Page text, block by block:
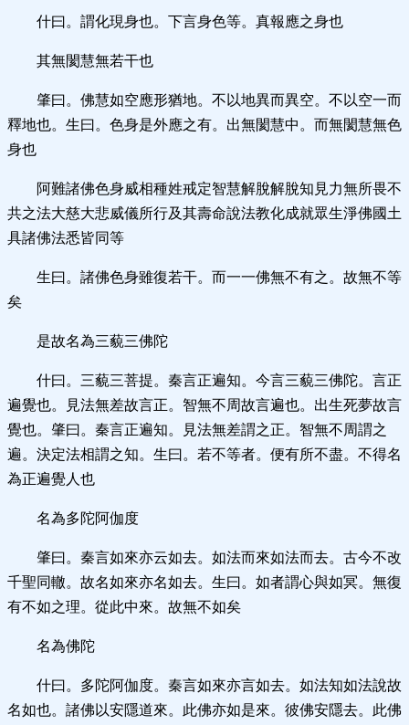
什曰。謂化現身也。下言身色等。真報應之身也
其無閡慧無若干也
肇曰。佛慧如空應形猶地。不以地異而異空。不以空一而
釋地也。生曰。色身是外應之有。出無閡慧中。而無閡慧無色
身也
阿難諸佛色身威相種姓戒定智慧解脫解脫知見力無所畏不
共之法大慈大悲威儀所行及其壽命說法教化成就眾生淨佛國土
具諸佛法悉皆同等
生曰。諸佛色身雖復若干。而一一佛無不有之。故無不等
矣
是故名為三藐三佛陀
什曰。三藐三菩提。秦言正遍知。今言三藐三佛陀。言正
遍覺也。見法無差故言正。智無不周故言遍也。出生死夢故言
覺也。肇曰。秦言正遍知。見法無差謂之正。智無不周謂之
遍。決定法相謂之知。生曰。若不等者。便有所不盡。不得名
為正遍覺人也
名為多陀阿伽度
肇曰。秦言如來亦云如去。如法而來如法而去。古今不改
千聖同轍。故名如來亦名如去。生曰。如者謂心與如冥。無復
有不如之理。從此中來。故無不如矣
名為佛陀
什曰。多陀阿伽度。秦言如來亦言如去。如法知如法說故
名如也。諸佛以安隱道來。此佛亦如是來。彼佛安隱去。此佛